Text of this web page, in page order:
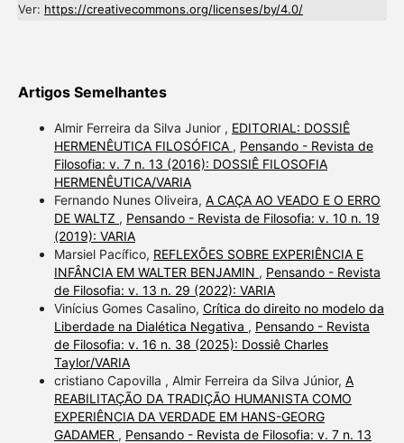
Ver: https://creativecommons.org/licenses/by/4.0/
Artigos Semelhantes
Almir Ferreira da Silva Junior , EDITORIAL: DOSSIÊ
HERMENÊUTICA FILOSÓFICA , Pensando - Revista de
Filosofia: v. 7 n. 13 (2016): DOSSIÊ FILOSOFIA
HERMENÊUTICA/VARIA
Fernando Nunes Oliveira, A CAÇA AO VEADO E O ERRO
DE WALTZ , Pensando - Revista de Filosofia: v. 10 n. 19
(2019): VARIA
Marsiel Pacífico, REFLEXÕES SOBRE EXPERIÊNCIA E
INFÂNCIA EM WALTER BENJAMIN , Pensando - Revista
de Filosofia: v. 13 n. 29 (2022): VARIA
Vinícius Gomes Casalino, Crítica do direito no modelo da
Liberdade na Dialética Negativa , Pensando - Revista
de Filosofia: v. 16 n. 38 (2025): Dossiê Charles
Taylor/VARIA
cristiano Capovilla , Almir Ferreira da Silva Júnior, A
REABILITAÇÃO DA TRADIÇÃO HUMANISTA COMO
EXPERIÊNCIA DA VERDADE EM HANS-GEORG
GADAMER , Pensando - Revista de Filosofia: v. 7 n. 13